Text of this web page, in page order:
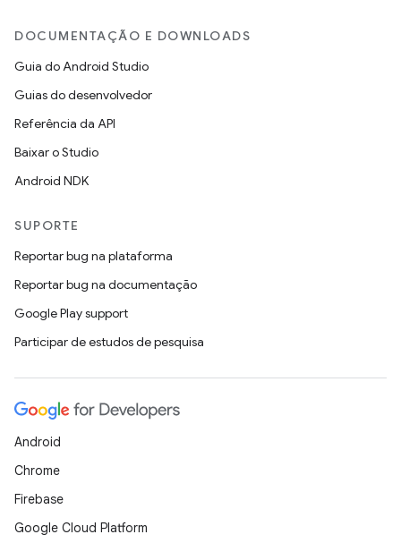
DOCUMENTAÇÃO E DOWNLOADS
Guia do Android Studio
Guias do desenvolvedor
Referência da API
Baixar o Studio
Android NDK
SUPORTE
Reportar bug na plataforma
Reportar bug na documentação
Google Play support
Participar de estudos de pesquisa
Android
Chrome
Firebase
Google Cloud Platform